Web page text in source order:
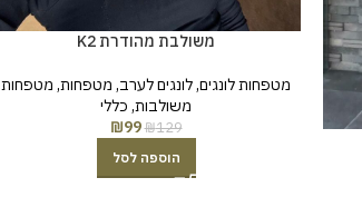
משולבת מהודרת K2
מטפחות לונגים,לונגים לערב, מטפחות, מטפחות
משולבות, כללי
₪129
₪99
הוספה לסל